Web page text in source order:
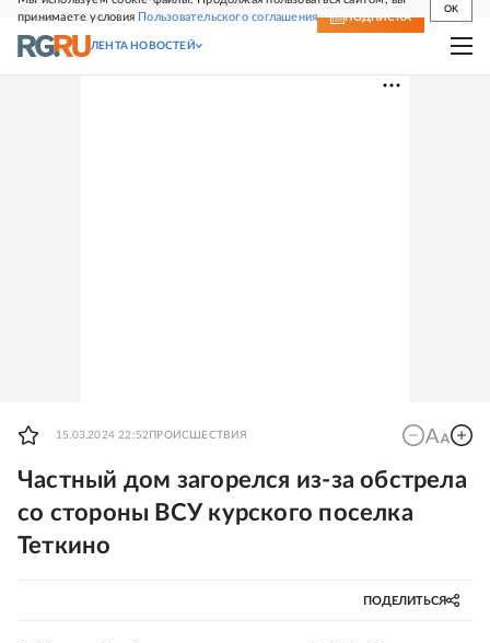
принимаете условия Пользовательского соглашения
OK
СВЕЖИЙ НОМЕР ПОДПИСКА
ЛЕНТА НОВОСТЕЙ
15.03.2024 22:52 ПРОИСШЕСТВИЯ
Частный дом загорелся из-за обстрела
со стороны ВСУ курского поселка
Теткино
ПОДЕЛИТЬСЯ